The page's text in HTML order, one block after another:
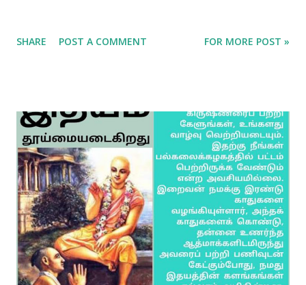
SHARE POST A COMMENT FOR MORE POST »